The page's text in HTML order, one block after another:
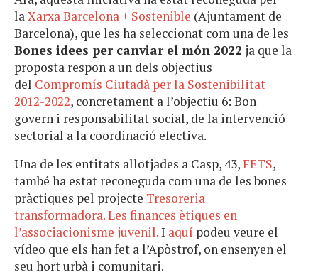
laXarxa Barcelona + Sostenible (Ajuntament de
Barcelona), que les ha seleccionat com una de les
Bones idees per canviar el món 2022 ja que la
proposta respon a un dels objectius
del Compromís Ciutadà per la Sostenibilitat
2012-2022, concretament a l’objectiu 6: Bon
govern i responsabilitat social, de la intervenció
sectorial a la coordinació efectiva.
Una de les entitats allotjades a Casp, 43,FETS,
també ha estat reconeguda com una de les bones
pràctiques pel projecte Tresoreria
transformadora. Les finances ètiques en
l’associacionisme juvenil.I aquí podeu veure el
vídeo que els han fet a l’Apòstrof, on ensenyen el
seu hort urbà i comunitari.